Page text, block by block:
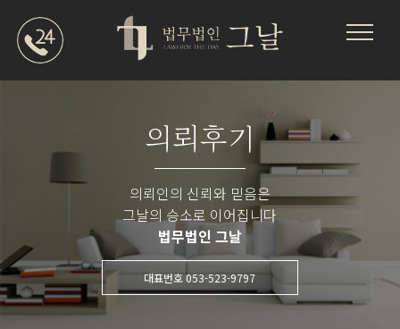
의뢰후기
의뢰인의 신뢰와 믿음은
그날의 승소로 이어집니다
법무법인 그날
대표번호 053-523-9797